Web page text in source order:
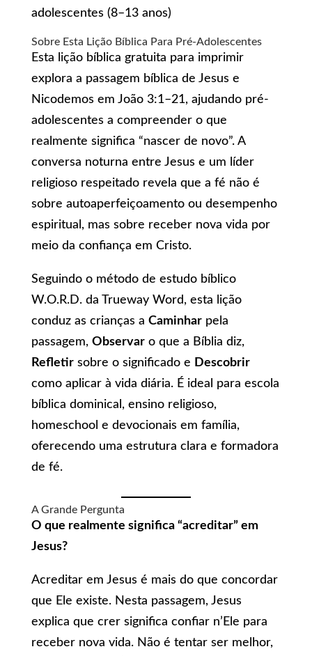
adolescentes (8–13 anos)
Sobre Esta Lição Bíblica Para Pré-Adolescentes
Esta lição bíblica gratuita para imprimir
explora a passagem bíblica de Jesus e
Nicodemos em João 3:1–21, ajudando pré-
adolescentes a compreender o que
realmente significa “nascer de novo”. A
conversa noturna entre Jesus e um líder
religioso respeitado revela que a fé não é
sobre autoaperfeiçoamento ou desempenho
espiritual, mas sobre receber nova vida por
meio da confiança em Cristo.
Seguindo o método de estudo bíblico
W.O.R.D. da Trueway Word, esta lição
conduz as crianças a Caminharpela
passagem, Observaro que a Bíblia diz,
Refletirsobre o significado e Descobrir
como aplicar à vida diária. É ideal para escola
bíblica dominical, ensino religioso,
homeschool e devocionais em família,
oferecendo uma estrutura clara e formadora
de fé.
A Grande Pergunta
O que realmente significa “acreditar” em
Jesus?
Acreditar em Jesus é mais do que concordar
que Ele existe. Nesta passagem, Jesus
explica que crer significa confiar n’Ele para
receber nova vida. Não é tentar ser melhor,